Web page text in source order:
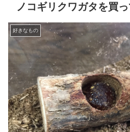
ノコギリクワガタを買っ
好きなもの